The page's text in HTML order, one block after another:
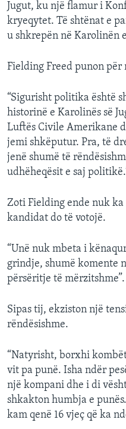
Jugut, ku një flamur i
kryeqytet. Të shtënat e
u shkrepën në Karolinën
Fielding Freed punon
“Sigurisht politika është
historinë e Karolinës së
Luftës Civile Amerikane
jemi shkëputur. Pra, të
jenë shumë të
udhëheqësit e saj
Zoti Fielding ende nuk
kandidat do të votojë.
“Unë nuk mbeta i
grindje, shumë komente
përsëritje të mërzitshme”.
Sipas tij, ekziston një
rëndësishme.
“Natyrisht, borxhi
vit pa punë. Isha ndër
një kompani dhe i di
shkakton humbja e
kam qenë 16 vjeç që ka